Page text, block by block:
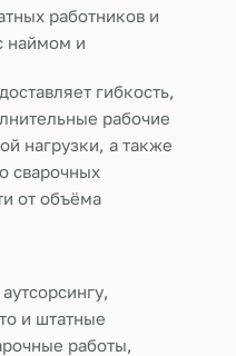
работников и
наймом и
гибкость,
рабочие
нагрузки, а также
сварочных
от объёма
и штатные
работы,